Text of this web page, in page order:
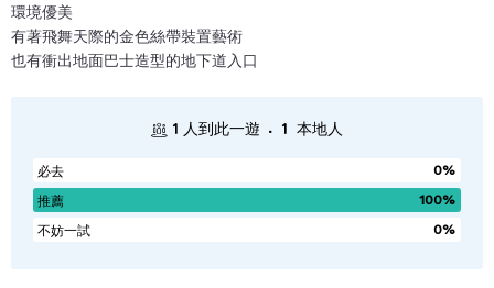
環境優美
有著飛舞天際的金色絲帶裝置藝術
也有衝出地面巴士造型的地下道入口
1 人到此一遊 . 1 本地人
必去
0%
推薦
100%
不妨一試
0%